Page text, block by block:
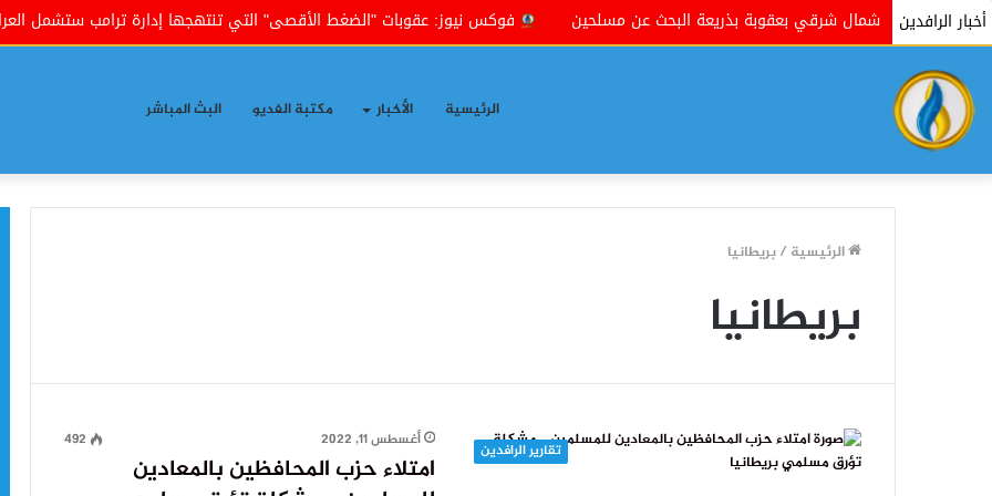
أخبار الرافدين
مناطق شمال شرقي بعقوبة بذريعة البحث عن مسلحين فوكس نيوز: عقوبات "الضغط الأقصى" التي تنتهجها إدارة ترامب ستشمل العراق
الرئيسية الأخبار مكتبة الفديو البث المباشر
الرئيسية /بريطانيا
بريطانيا
تقارير الرافدين أغسطس 11, 2022 492
امتلاء حزب المحافظين بالمعادين